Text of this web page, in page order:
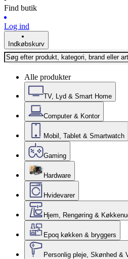
Find butik
Log ind
Indkøbskurv
Alle produkter
TV, Lyd & Smart Home
Computer & Kontor
Mobil, Tablet & Smartwatch
Gaming
Hardware
Hvidevarer
Hjem, Rengøring &
Epoq køkken & bryggers
Personlig pleje, Skønhed &